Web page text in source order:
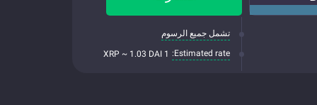
تشمل جميع الرسوم
Estimated rate:
1 XRP ~ 1.03 DAI